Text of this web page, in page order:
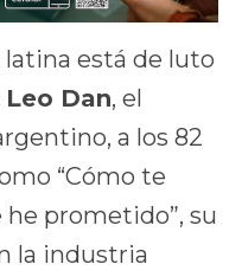
está de luto
Leo Dan, el
a los 82
“Cómo te
he prometido”, su
la industria